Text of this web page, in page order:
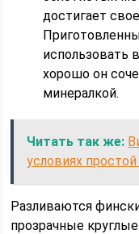
достигает
использовать
хорошо он
минералкой.
Читать так же:
условиях
Разливаются
прозрачные